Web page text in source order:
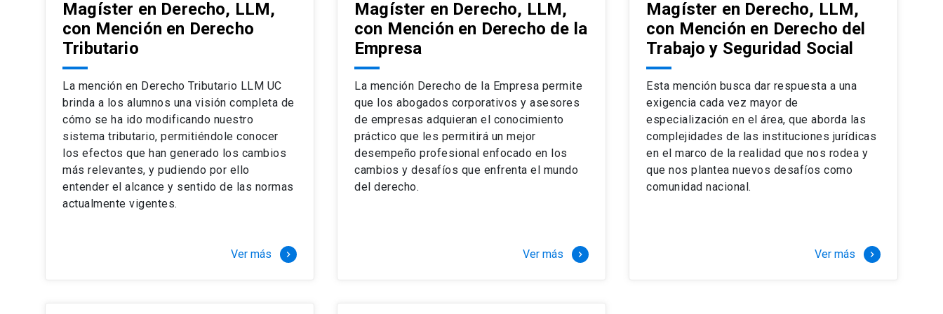
Magíster en Derecho, LLM,
con Mención en Derecho
Tributario
La mención en Derecho Tributario LLM UC
brinda a los alumnos una visión completa de
cómo se ha ido modificando nuestro
sistema tributario, permitiéndole conocer
los efectos que han generado los cambios
más relevantes, y pudiendo por ello
entender el alcance y sentido de las normas
actualmente vigentes.
Ver más keyboard_arrow_right
Magíster en Derecho, LLM,
con Mención en Derecho de la
Empresa
La mención Derecho de la Empresa permite
que los abogados corporativos y asesores
de empresas adquieran el conocimiento
práctico que les permitirá un mejor
desempeño profesional enfocado en los
cambios y desafíos que enfrenta el mundo
del derecho.
Ver más keyboard_arrow_right
Magíster en Derecho, LLM,
con Mención en Derecho del
Trabajo y Seguridad Social
Esta mención busca dar respuesta a una
exigencia cada vez mayor de
especialización en el área, que aborda las
complejidades de las instituciones jurídicas
en el marco de la realidad que nos rodea y
que nos plantea nuevos desafíos como
comunidad nacional.
Ver más keyboard_arrow_right